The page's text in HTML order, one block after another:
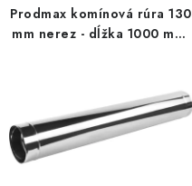
Kúrenie a chladenie
Čerpadlá a vodárne
p
r
u
k
t
i
e
o
d
u
Prodmax komínová rúra 130
mm nerez - dĺžka 1000 mm,